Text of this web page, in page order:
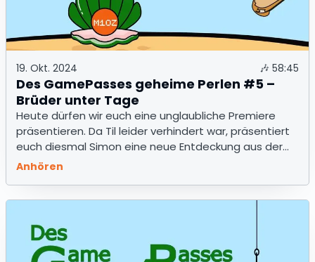
19. Okt. 2024 🎶 58:45
Des GamePasses geheime Perlen #5 –
Brüder unter Tage
Heute dürfen wir euch eine unglaubliche Premiere
präsentieren. Da Til leider verhindert war, präsentiert
euch diesmal Simon eine neue Entdeckung aus der
Welt des »Game Pass«.
Anhören